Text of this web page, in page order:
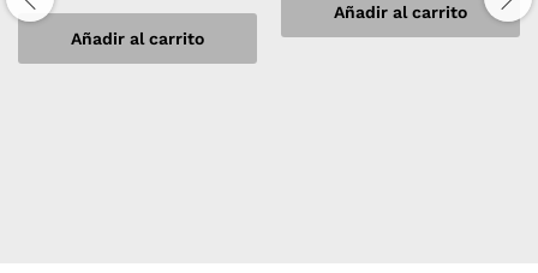
Añadir al carrito
Añadir al carrito